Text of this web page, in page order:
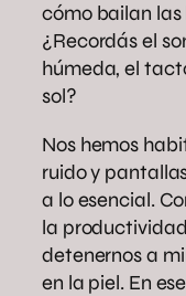
cómo bailan las
¿Recordás el
húmeda, el
sol?
Nos hemos
ruido y
a lo esencial.
la
detenernos a
en la piel. En